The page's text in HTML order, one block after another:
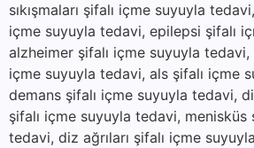
sıkışmaları şifalı içme suyuyla
içme suyuyla tedavi, epilepsi şifalı
alzheimer şifalı içme suyuyla tedavi,
içme suyuyla tedavi, als şifalı içme
demans şifalı içme suyuyla tedavi,
şifalı içme suyuyla tedavi, menisküs
tedavi, diz ağrıları şifalı içme